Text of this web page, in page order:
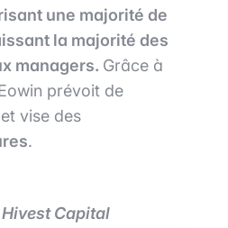
une majorité de
la majorité des
managers. Grâce à
prévoit de
vise des
.
Hivest Capital